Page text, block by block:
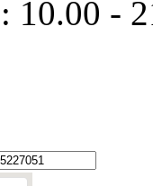
10.00 -